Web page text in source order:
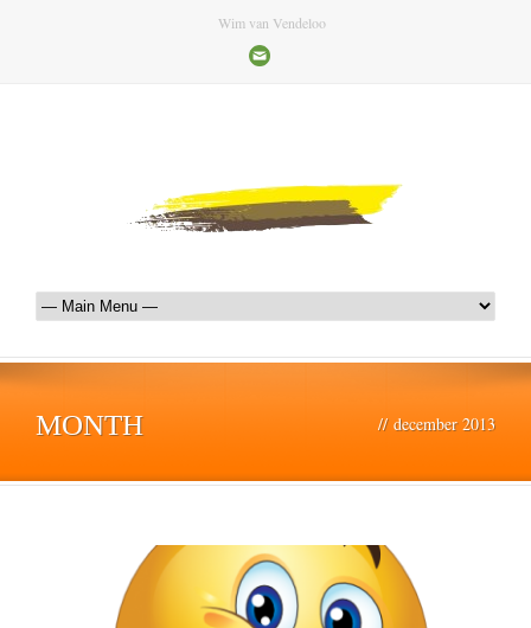
Wim van Vendeloo
MONTH // december 2013